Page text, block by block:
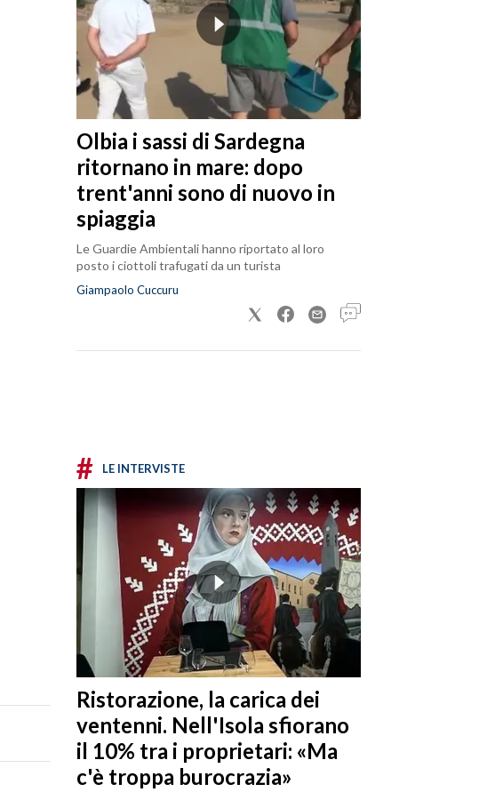
Olbia i sassi di Sardegna
ritornano in mare: dopo
trent'anni sono di nuovo in
spiaggia
Le Guardie Ambientali hanno riportato al loro
posto i ciottoli trafugati da un turista
Giampaolo Cuccuru
# LE INTERVISTE
Ristorazione, la carica dei
ventenni. Nell'Isola sfiorano
il 10% tra i proprietari: «Ma
c'è troppa burocrazia»